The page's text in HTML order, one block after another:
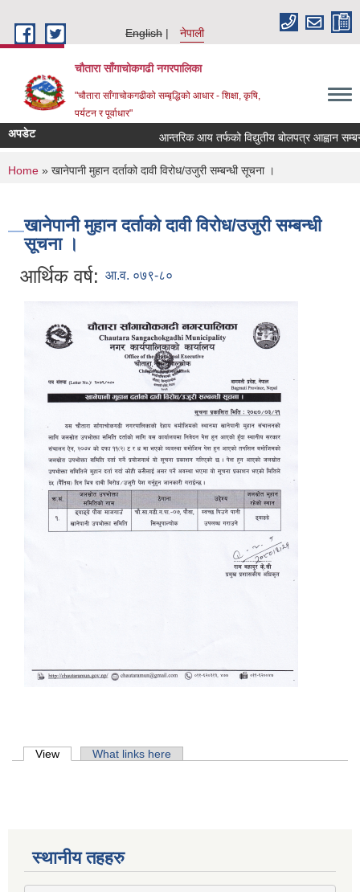
English
नेपाली
चौतारा साँगाचोकगढी नगरपालिका
"चौतारा साँगाचोकगढीको सम्बृद्धिको आधार - शिक्षा, कृषि,
पर्यटन र पूर्वाधार"
अपडेट आन्तरिक आय तर्फको विद्युतीय बोलपत्र आह्वान सम्बन्धी
You are here
Home » खानेपानी मुहान दर्ताको दावी विरोध/उजुरी सम्बन्धी सूचना ।
खानेपानी मुहान दर्ताको दावी विरोध/उजुरी सम्बन्धी
सूचना ।
आर्थिक वर्ष: आ.व. ०७९-८०
Primary tabs
View (active tab)What links here
स्थानीय तहहरु